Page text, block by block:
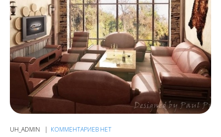
UH_ADMIN КОММЕНТАРИЕВ НЕТ